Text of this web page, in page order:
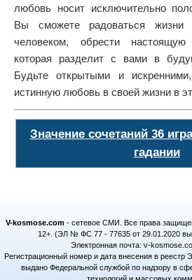
любовь носит исключительно
Вы сможете радоваться
человеком, обрести
которая разделит с вами в
Будьте открытыми и
истинную любовь в своей жизни в
Значение сочетаний 36
гадании
V-kosmose.com - сетевое СМИ. Все права
12+. (ЭЛ № ФС 77 - 77635 от 29.01.2020
Электронная почта: v-
Регистрационный номер и дата внесения в
выдано Федеральной службой по надзору в